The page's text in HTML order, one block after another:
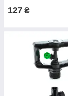
127 ₴